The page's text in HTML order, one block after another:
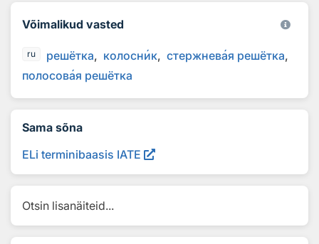
Võimalikud vasted
ru решётка колосник стержневая решётка
полосовая решётка
Sama sõna
ELi terminibaasis IATE
Otsin lisanäiteid...